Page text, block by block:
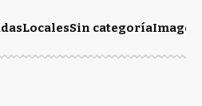
LocalesSin categoríaImagen